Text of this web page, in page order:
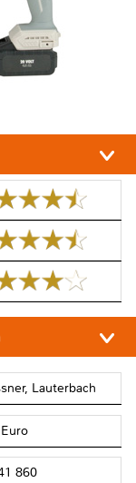
Lauterbach
860